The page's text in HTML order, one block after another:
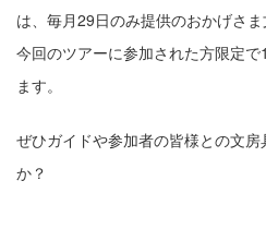
は、毎月29日のみ提供のおかげさま
今回のツアーに参加された方限定
ます。
ぜひガイドや参加者の皆様との文
か？